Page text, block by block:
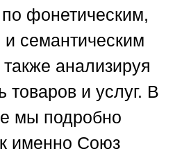
фонетическим,
семантическим
анализируя
товаров и услуг. В
мы подробно
именно Союз